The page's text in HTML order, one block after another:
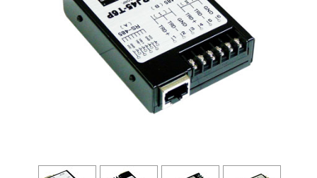
会社情報
お問い合わせ